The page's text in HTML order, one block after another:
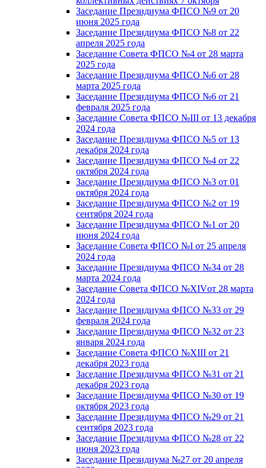
Заседание Президиума ФПСО №9 от 20
июня 2025 года
Заседание Президиума ФПСО №8 от 22
апреля 2025 года
Заседание Совета ФПСО №4 от 28 марта
2025 года
Заседание Президиума ФПСО №6 от 28
марта 2025 года
Заседание Президиума ФПСО №6 от 21
февраля 2025 года
Заседание Совета ФПСО №III от 13 декабря
2024 года
Заседание Президиума ФПСО №5 от 13
декабря 2024 года
Заседание Президиума ФПСО №4 от 22
октября 2024 года
Заседание Президиума ФПСО №3 от 01
октября 2024 года
Заседание Президиума ФПСО №2 от 19
сентября 2024 года
Заседание Президиума ФПСО №1 от 20
июня 2024 года
Заседание Совета ФПСО №I от 25 апреля
2024 года
Заседание Президиума ФПСО №34 от 28
марта 2024 года
Заседание Совета ФПСО №XIVот 28 марта
2024 года
Заседание Президиума ФПСО №33 от 29
февраля 2024 года
Заседание Президиума ФПСО №32 от 23
января 2024 года
Заседание Совета ФПСО №XIII от 21
декабря 2023 года
Заседание Президиума ФПСО №31 от 21
декабря 2023 года
Заседание Президиума ФПСО №30 от 19
октября 2023 года
Заседание Президиума ФПСО №29 от 21
сентября 2023 года
Заседание Президиума ФПСО №28 от 22
июня 2023 года
Заседание Президиума №27 от 20 апреля